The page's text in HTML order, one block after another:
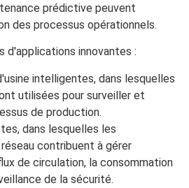
prédictive peuvent
des processus opérationnels.
d'applications innovantes :
intelligentes, dans lesquelles
utilisées pour surveiller et
de production.
dans lesquelles les
contribuent à gérer
de circulation, la consommation
de la sécurité.